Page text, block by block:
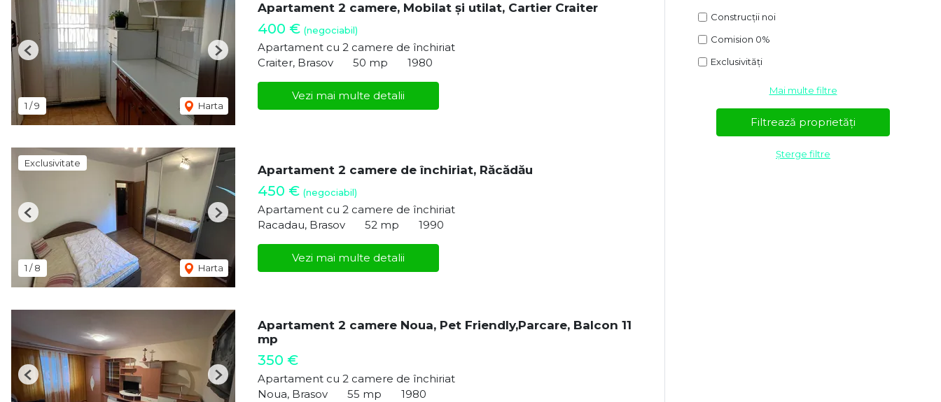
1 /9 Harta
Previous Next
Apartament 2 camere, Mobilat și utilat, Cartier Craiter
400 € (negociabil)
Apartament cu 2 camere de închiriat
Craiter, Brasov
50 mp 1980
Vezi mai multe detalii
Exclusivitate
1 /8 Harta
Previous Next
Apartament 2 camere de închiriat, Răcădău
450 € (negociabil)
Apartament cu 2 camere de închiriat
Racadau, Brasov
52 mp 1990
Vezi mai multe detalii
Previous Next
Apartament 2 camere Noua, Pet Friendly,Parcare, Balcon 11
mp
350 €
Apartament cu 2 camere de închiriat
Noua, Brasov
55 mp 1980
Construcții noi
Comision 0%
Exclusivități
Mai multe filtre
Șterge filtre